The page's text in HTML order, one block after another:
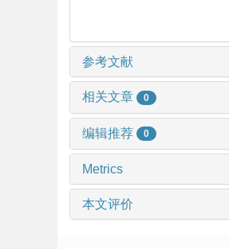
参考文献
相关文章 0
编辑推荐 0
Metrics
本文评价